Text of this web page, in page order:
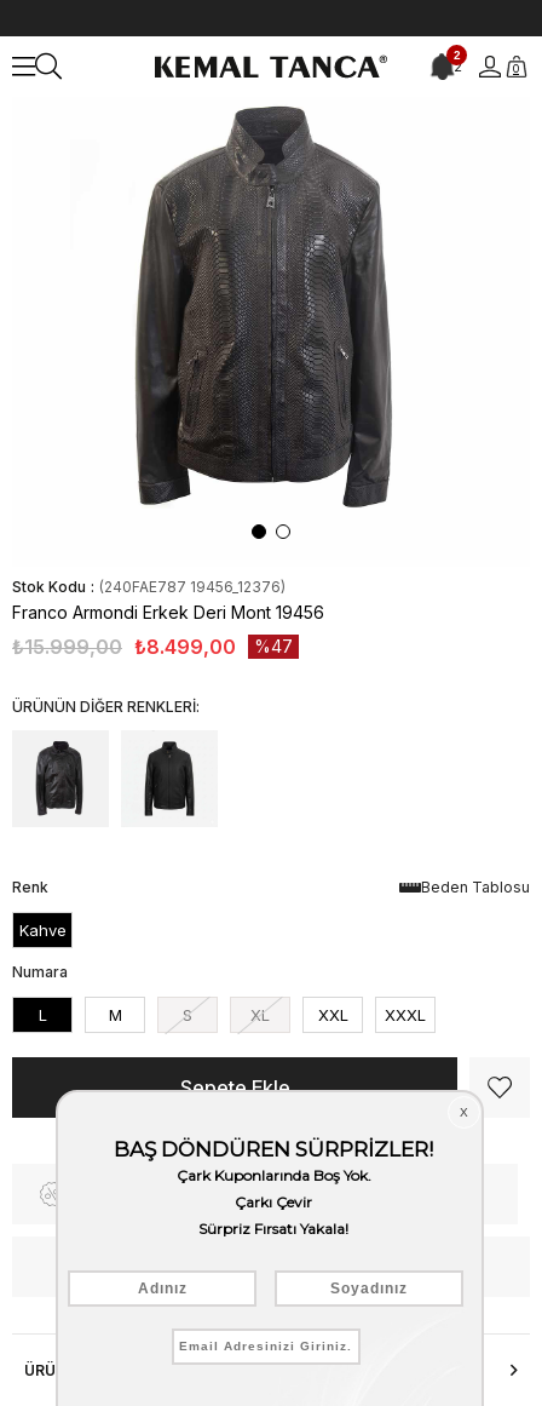
2
2 0
Stok Kodu (240FAE787 19456_12376)
Franco Armondi Erkek Deri Mont 19456
₺15.999,00 ₺8.499,00 47
ÜRÜNÜN DİĞER RENKLERİ:
Beden Tablosu
Renk
Kahve
Numara
L M S XL XXL XXXL
Fiyat Düşünce Haber Ver
WhatsApp’tan Bilgi Al
ÜRÜN ÖZELLIKLERI